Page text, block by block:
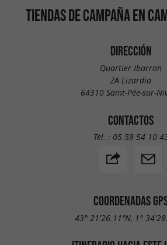
TIENDAS DE CAMPAÑA EN
DIRECCIÓN
Quartier Ibarron
ZA Lizardia
64310 Saint-Pée-sur-
CONTACTOS
Tel. : 05 59 54 10
COORDENADAS
43° 21'26.11"N, 1°